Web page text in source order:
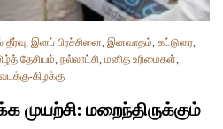
தீர்வு, இனப் பிரச்சினை, இனவாதம், கட்டுரை,
தேசியம், நல்லாட்சி, மனித உரிமைகள்,
வடக்கு-கிழக்கு
முயற்சி: மறைந்திருக்கும்